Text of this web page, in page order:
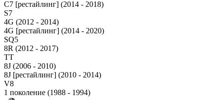
C7 [рестайлинг] (2014 - 2018)
S7
4G (2012 - 2014)
4G [рестайлинг] (2014 - 2020)
SQ5
8R (2012 - 2017)
TT
8J (2006 - 2010)
8J [рестайлинг] (2010 - 2014)
V8
1 поколение (1988 - 1994)